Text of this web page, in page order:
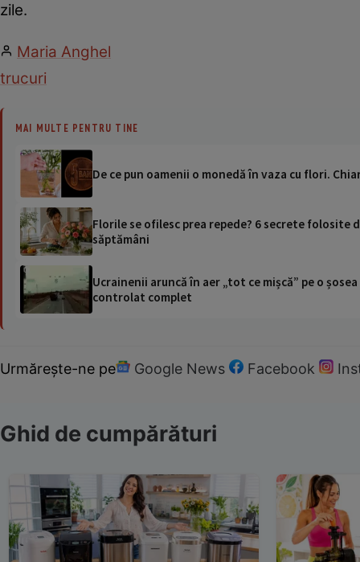
zile.
Maria Anghel
trucuri
MAI MULTE PENTRU TINE
De ce pun oamenii o monedă în vaza cu flori.
Florile se ofilesc prea repede? 6 secrete folosite
săptămâni
Ucrainenii aruncă în aer „tot ce mișcă” pe o
controlat complet
Urmărește-ne pe Google News Facebook
Ghid de cumpărături